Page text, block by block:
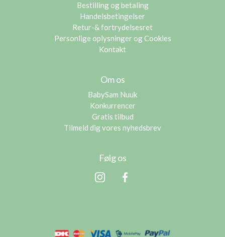
Bestilling og betaling
Handelsbetingelser
Retur-& fortrydelsesret
Personlige oplysninger og Cookies
Kontakt
Om os
BabySam Nuuk
Konkurrencer
Gratis tilbud
Tilmeld dig vores nyhedsbrev
Følg os